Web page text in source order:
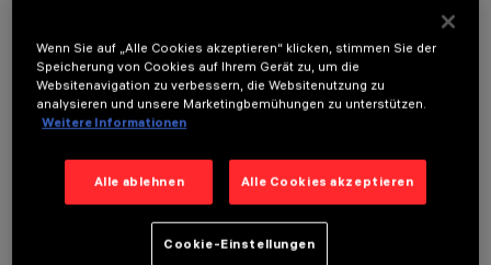
TECHNISCHE DATEN
Wenn Sie auf „Alle Cookies akzeptieren“ klicken, stimmen Sie der
Speicherung von Cookies auf Ihrem Gerät zu, um die
Websitenavigation zu verbessern, die Websitenutzung zu
analysieren und unsere Marketingbemühungen zu unterstützen.
Weitere Informationen
Alle ablehnen Alle Cookies akzeptieren
Cookie-Einstellungen